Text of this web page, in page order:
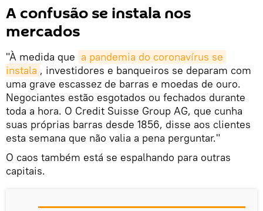
A confusão se instala nos
mercados
"À medida que a pandemia do coronavírus se
instala , investidores e banqueiros se deparam com
uma grave escassez de barras e moedas de ouro.
Negociantes estão esgotados ou fechados durante
toda a hora. O Credit Suisse Group AG, que cunha
suas próprias barras desde 1856, disse aos clientes
esta semana que não valia a pena perguntar."
O caos também está se espalhando para outras
capitais.